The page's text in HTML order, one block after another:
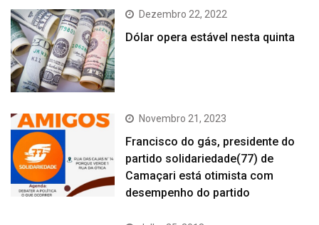
Dezembro 22, 2022
Dólar opera estável nesta quinta
Novembro 21, 2023
Francisco do gás, presidente do
partido solidariedade(77) de
Camaçari está otimista com
desempenho do partido